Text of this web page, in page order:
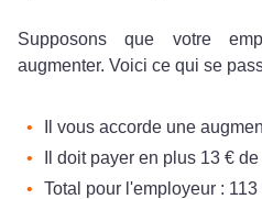
Supposons que votre
augmenter. Voici ce qui se
Il vous accorde une
Il doit payer en plus 13 €
Total pour l'employeur : 113